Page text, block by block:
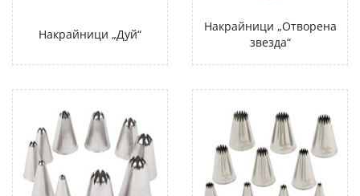
Накрайници „Дуй“
Накрайници „Отворена
звезда“